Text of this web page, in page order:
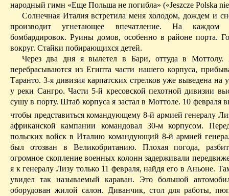
народный гимн «Еще Польша не погибла» («Jeszcze Polska nie
Солнечная Италия встретила меня холодом, дождем и
производит угнетающее впечатление. На
бомбардировок. Руины домов, особенно в районе порта.
вокруг. Стайки побирающихся детей.
Через два дня я вылетел в Бари, оттуда в Моттолу.
перебрасываются из Египта части нашего корпуса,
Таранто. 3-я дивизия карпатских стрелков уже выведена на
у реки Сангро. Части 5-й кресовской пехотной дивизии
сушу в порту. Штаб корпуса я застал в Моттоле. 10 февраля
чтобы представиться командующему 8-й армией генералу
африканской кампании командовал 30-м корпусом.
польских войск в Италию командующий 8-й армией
был отозван в Великобританию. Плохая погода,
огромное скопление военных колонн задерживали
я к генералу Лизу только 11 февраля, найдя его в Аньоне.
увидел так называемый караван. Это большой
оборудован жилой салон. Диванчик, стол для работы,